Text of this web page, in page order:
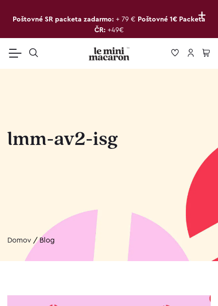
+
Poštovné SR packeta zadarmo: + 79 € Poštovné 1€ Packeta
ČR: +49€
lmm-av2-isg
Domov /Blog